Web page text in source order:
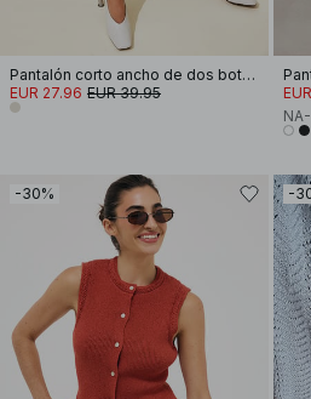
Pantalón corto ancho de dos botones
EUR 27.96 EUR 39.95
-30% -